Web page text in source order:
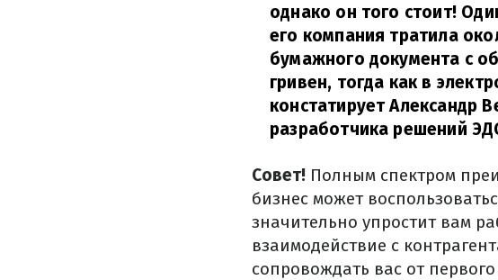
однако он того стоит!
его компания тратила
бумажного документа с
гривен, тогда как в
констатирует Александр
разработчика решений
Совет! Полным спектром
бизнес может
значительно упростит вам
взаимодействие с
сопровождать вас от